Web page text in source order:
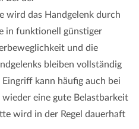
wird das Handgelenk durch
in funktionell günstiger
und die
bleiben vollständig
kann häufig auch bei
eine gute Belastbarkeit
wird in der Regel dauerhaft